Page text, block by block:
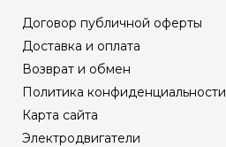
Договор публичной оферты
Доставка и оплата
Возврат и обмен
Политика конфиденциальности
Карта сайта
Электродвигатели